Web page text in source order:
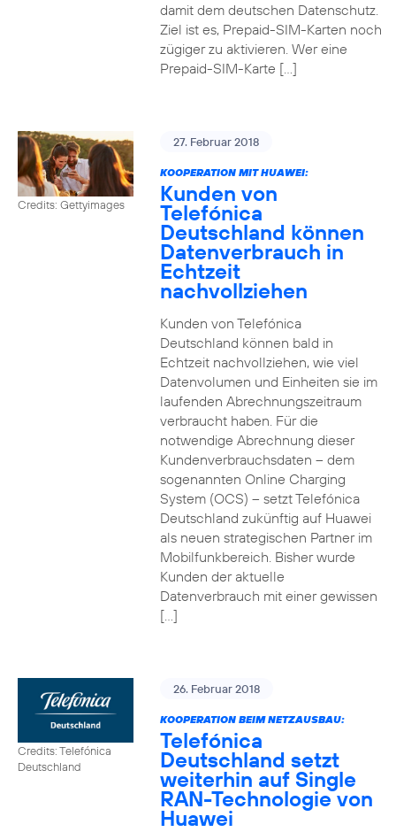
damit dem deutschen Datenschutz.
Ziel ist es, Prepaid-SIM-Karten noch
zügiger zu aktivieren. Wer eine
Prepaid-SIM-Karte […]
Credits: Gettyimages
27. Februar 2018
KOOPERATION MIT HUAWEI:
Kunden von
Telefónica
Deutschland können
Datenverbrauch in
Echtzeit
nachvollziehen
Kunden von Telefónica
Deutschland können bald in
Echtzeit nachvollziehen, wie viel
Datenvolumen und Einheiten sie im
laufenden Abrechnungszeitraum
verbraucht haben. Für die
notwendige Abrechnung dieser
Kundenverbrauchsdaten – dem
sogenannten Online Charging
System (OCS) – setzt Telefónica
Deutschland zukünftig auf Huawei
als neuen strategischen Partner im
Mobilfunkbereich. Bisher wurde
Kunden der aktuelle
Datenverbrauch mit einer gewissen
[…]
Credits: Telefónica
Deutschland
26. Februar 2018
KOOPERATION BEIM NETZAUSBAU:
Telefónica
Deutschland setzt
weiterhin auf Single
RAN-Technologie von
Huawei